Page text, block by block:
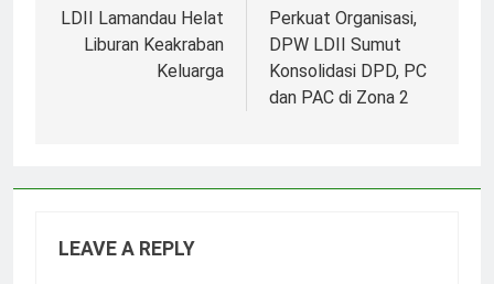
navigation
LDII Lamandau Helat
Liburan Keakraban
Keluarga
Perkuat Organisasi,
DPW LDII Sumut
Konsolidasi DPD, PC
dan PAC di Zona 2
LEAVE A REPLY